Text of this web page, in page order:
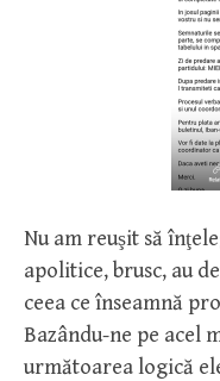
Nu am reuşit să
apolitice, brusc, au
ceea ce înseamnă
Bazându-ne pe acel
următoarea logică